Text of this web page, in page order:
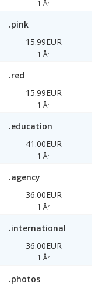
1 År
.pink
15.99EUR
1 År
.red
15.99EUR
1 År
.education
41.00EUR
1 År
.agency
36.00EUR
1 År
.international
36.00EUR
1 År
.photos